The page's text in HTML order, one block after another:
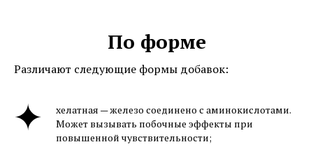
По форме
Различают следующие формы добавок:
хелатная — железо соединено с аминокислотами.
Может вызывать побочные эффекты при
повышенной чувствительности;